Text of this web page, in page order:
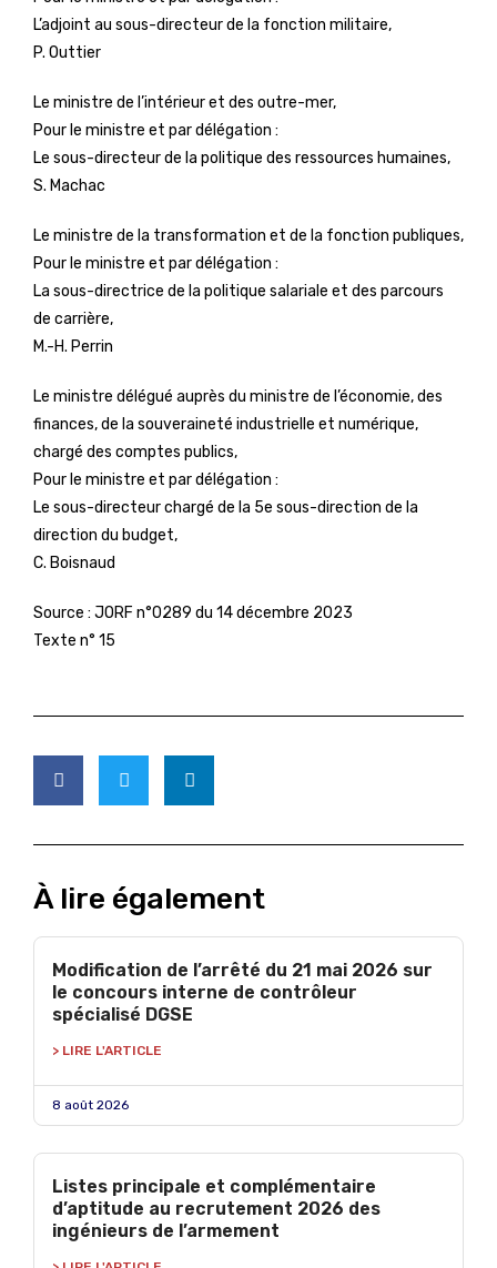
L’adjoint au sous-directeur de la fonction militaire,
P. Outtier
Le ministre de l’intérieur et des outre-mer,
Pour le ministre et par délégation :
Le sous-directeur de la politique des ressources humaines,
S. Machac
Le ministre de la transformation et de la fonction publiques,
Pour le ministre et par délégation :
La sous-directrice de la politique salariale et des parcours
de carrière,
M.-H. Perrin
Le ministre délégué auprès du ministre de l’économie, des
finances, de la souveraineté industrielle et numérique,
chargé des comptes publics,
Pour le ministre et par délégation :
Le sous-directeur chargé de la 5e sous-direction de la
direction du budget,
C. Boisnaud
Source : JORF n°0289 du 14 décembre 2023
Texte n° 15
À lire également
Modification de l’arrêté du 21 mai 2026 sur
le concours interne de contrôleur
spécialisé DGSE
> LIRE L'ARTICLE
8 août 2026
Listes principale et complémentaire
d’aptitude au recrutement 2026 des
ingénieurs de l’armement